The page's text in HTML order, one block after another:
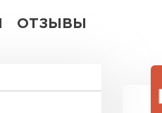
ОТЗЫВЫ